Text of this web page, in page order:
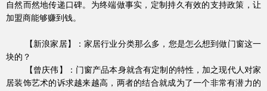
自然而然地传递口碑。为终端做事实，定制持久有效的支持政策，让
加盟商能够赚到钱。
【新浪家居】：家居行业分类那么多，您是怎么想到做门窗这一
块的？
【曾庆伟】：门窗产品本身就含有定制的特性，加之现代人对家
居装饰艺术的诉求越来越高，两者的结合就成为了一个非常有潜力的